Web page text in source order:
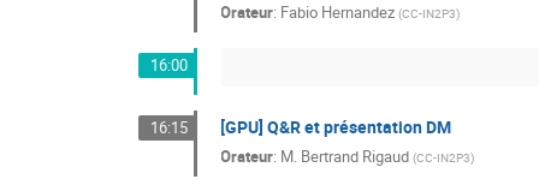
Orateur: Fabio Hernandez (CC-IN2P3)
16:00
16:15 [GPU] Q&R et présentation DM
Orateur: M. Bertrand Rigaud (CC-IN2P3)